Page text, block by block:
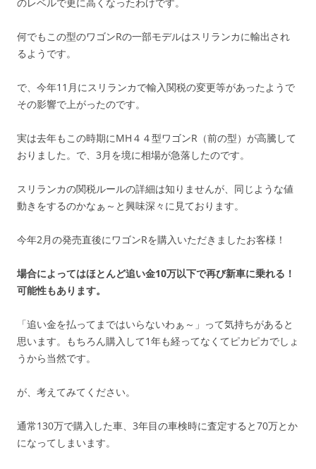
のレベルで更に高くなったわけです。
何でもこの型のワゴンRの一部モデルはスリランカに輸出され
るようです。
で、今年11月にスリランカで輸入関税の変更等があったようで
その影響で上がったのです。
実は去年もこの時期にMH４４型ワゴンR（前の型）が高騰して
おりました。で、3月を境に相場が急落したのです。
スリランカの関税ルールの詳細は知りませんが、同じような値
動きをするのかなぁ～と興味深々に見ております。
今年2月の発売直後にワゴンRを購入いただきましたお客様！
場合によってはほとんど追い金10万以下で再び新車に乗れる！
可能性もあります。
「追い金を払ってまではいらないわぁ～」って気持ちがあると
思います。もちろん購入して1年も経ってなくてピカピカでしょ
うから当然です。
が、考えてみてください。
通常130万で購入した車、3年目の車検時に査定すると70万とか
になってしまいます。